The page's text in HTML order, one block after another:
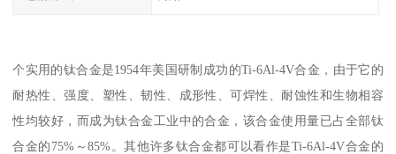
个实用的钛合金是1954年美国研制成功的Ti-6Al-4V合金，由于它的
耐热性、强度、塑性、韧性、成形性、可焊性、耐蚀性和生物相容
性均较好，而成为钛合金工业中的合金，该合金使用量已占全部钛
合金的75%～85%。其他许多钛合金都可以看作是Ti-6Al-4V合金的